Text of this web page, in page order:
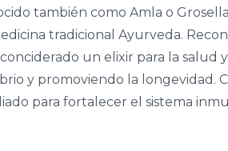
también como Amla o
tradicional Ayurveda.
un elixir para la salud
y promoviendo la longevidad.
para fortalecer el sistema